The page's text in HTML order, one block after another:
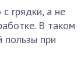
грядки, а не
В таком
пользы при